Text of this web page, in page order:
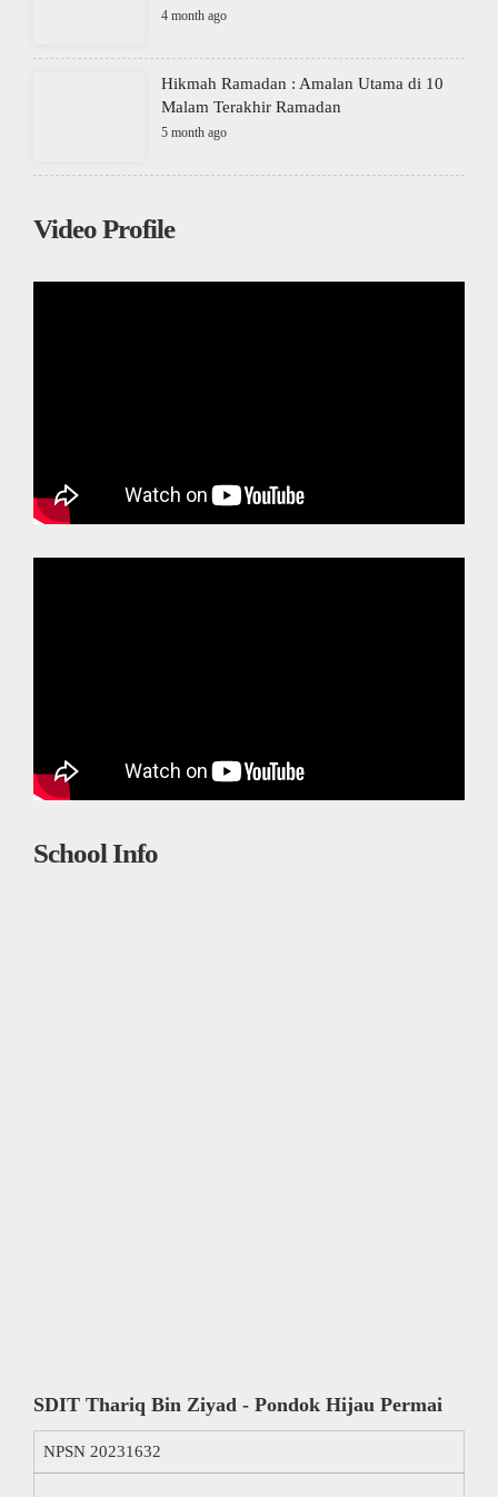
4 month ago
Hikmah Ramadan : Amalan Utama di 10
Malam Terakhir Ramadan
5 month ago
Video Profile
School Info
SDIT Thariq Bin Ziyad - Pondok Hijau Permai
NPSN 20231632